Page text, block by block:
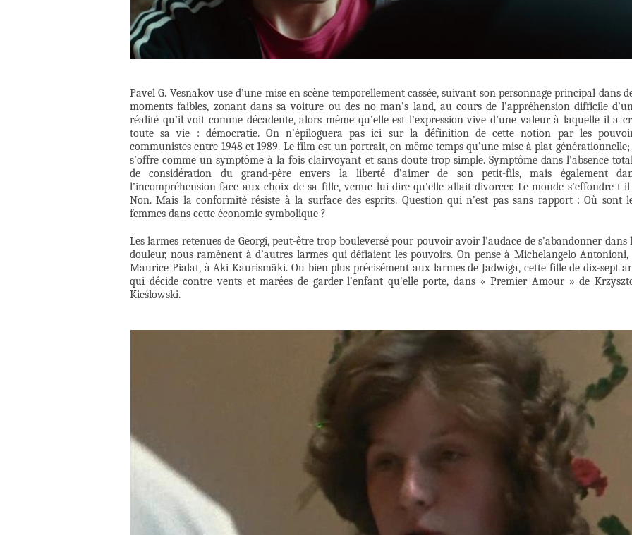
Pavel G. Vesnakov use d’une mise en scène temporellement cassée, suivant son personnage principal dans
moments faibles, zonant dans sa voiture ou des no man’s land, au cours de l’appréhension difficile
réalité qu’il voit comme décadente, alors même qu’elle est l’expression vive d’une valeur à laquelle il a
toute sa vie : démocratie. On n’épiloguera pas ici sur la définition de cette notion par les
communistes entre 1948 et 1989. Le film est un portrait, en même temps qu’une mise à plat
s’offre comme un symptôme à la fois clairvoyant et sans doute trop simple. Symptôme dans l’absence
de considération du grand-père envers la liberté d’aimer de son petit-fils, mais également
l’incompréhension face aux choix de sa fille, venue lui dire qu’elle allait divorcer. Le monde s’effondre-t-il
Non. Mais la conformité résiste à la surface des esprits. Question qui n’est pas sans rapport : Où sont
femmes dans cette économie symbolique ?
Les larmes retenues de Georgi, peut-être trop bouleversé pour pouvoir avoir l’audace de s’abandonner dans
douleur, nous ramènent à d’autres larmes qui défiaient les pouvoirs. On pense à Michelangelo Antonioni,
Maurice Pialat, à Aki Kaurismäki. Ou bien plus précisément aux larmes de Jadwiga, cette fille de dix-sept
qui décide contre vents et marées de garder l’enfant qu’elle porte, dans « Premier Amour » de
Kieślowski.